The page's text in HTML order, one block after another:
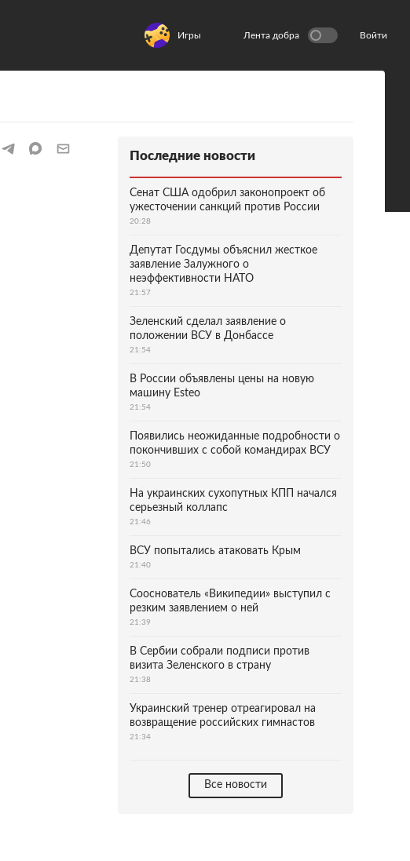
Игры Лента добра Войти
Последние новости
Сенат США одобрил законопроект об
ужесточении санкций против России
20:28
Депутат Госдумы объяснил жесткое
заявление Залужного о
неэффективности НАТО
21:57
Зеленский сделал заявление о
положении ВСУ в Донбассе
21:54
В России объявлены цены на новую
машину Esteo
21:54
Появились неожиданные подробности о
покончивших с собой командирах ВСУ
21:50
На украинских сухопутных КПП начался
серьезный коллапс
21:46
ВСУ попытались атаковать Крым
21:40
Сооснователь «Википедии» выступил с
резким заявлением о ней
21:39
В Сербии собрали подписи против
визита Зеленского в страну
21:38
Украинский тренер отреагировал на
возвращение российских гимнастов
21:34
Все новости